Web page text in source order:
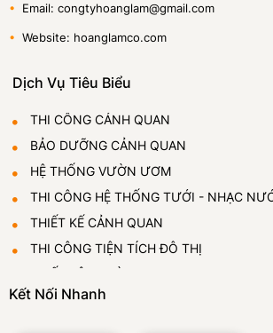
• Email: congtyhoanglam@gmail.com
• Website: hoanglamco.com
Dịch Vụ Tiêu Biểu
THI CÔNG CẢNH QUAN
BẢO DƯỠNG CẢNH QUAN
HỆ THỐNG VƯỜN ƯƠM
THI CÔNG HỆ THỐNG TƯỚI - NHẠC
THIẾT KẾ CẢNH QUAN
THI CÔNG TIỆN TÍCH ĐÔ THỊ
CUNG CẤP VÀ CHO THUÊ CÂY CẢNH
Kết Nối Nhanh